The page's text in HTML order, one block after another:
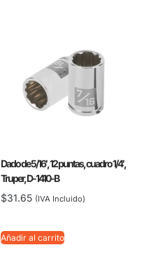
Dado de 5/16′, 12 puntas, cuadro 1/4′,
Truper, D-1410-B
$31.65 (IVA Incluido)
Añadir al carrito